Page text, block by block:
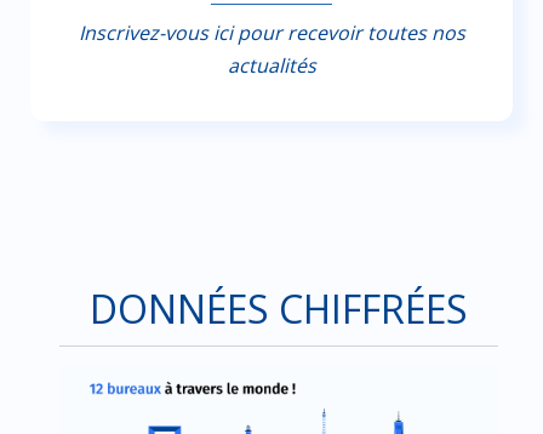
Inscrivez-vous ici pour recevoir toutes nos
actualités
DONNÉES CHIFFRÉES